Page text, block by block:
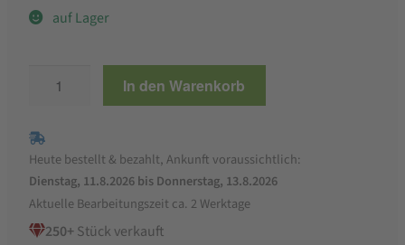
auf Lager
Streich’s
Mepfel
-
Meerrettich,
Apfel,
135g
In den Warenkorb
Heute bestellt & bezahlt, Ankunft voraussichtlich:
Dienstag, 11.8.2026 bis Donnerstag, 13.8.2026
Aktuelle Bearbeitungszeit ca. 2 Werktage
250+Stück verkauft